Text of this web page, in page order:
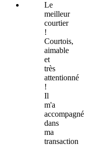
Le
meilleur
courtier
!
Courtois,
aimable
et
très
attentionné
!
Il
m'a
accompagné
dans
ma
transaction